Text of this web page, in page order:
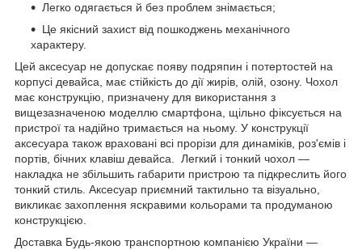
Легко одягається й без проблем знімається;
Це якісний захист від пошкоджень механічного
характеру.
Цей аксесуар не допускає появу подряпин і потертостей на
корпусі девайса, має стійкість до дії жирів, олій, озону. Чохол
має конструкцію, призначену для використання з
вищезазначеною моделлю смартфона, щільно фіксується на
пристрої та надійно тримається на ньому. У конструкції
аксесуара також враховані всі прорізи для динаміків, роз'ємів і
портів, бічних клавіш девайса. Легкий і тонкий чохол —
накладка не збільшить габарити пристрою та підкреслить його
тонкий стиль. Аксесуар приємний тактильно та візуально,
викликає захоплення яскравими кольорами та продуманою
конструкцією.
Доставка Будь-якою транспортною компанією України —